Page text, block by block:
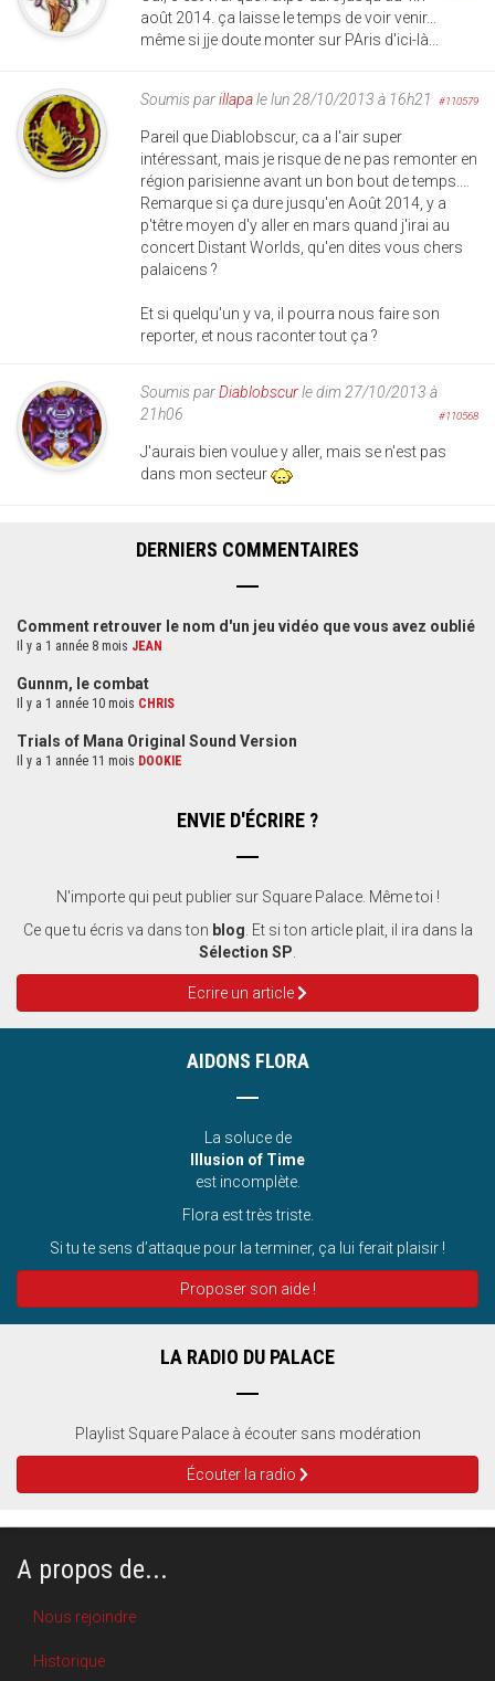
août 2014. ça laisse le temps de voir venir...
même si jje doute monter sur PAris d'ici-là...
Soumis parillapale lun 28/10/2013 à 16h21 #110579
Pareil que Diablobscur, ca a l'air super
intéressant, mais je risque de ne pas remonter en
région parisienne avant un bon bout de temps....
Remarque si ça dure jusqu'en Août 2014, y a
p'têtre moyen d'y aller en mars quand j'irai au
concert Distant Worlds, qu'en dites vous chers
palaicens ?
Et si quelqu'un y va, il pourra nous faire son
reporter, et nous raconter tout ça ?
Soumis parDiablobscurle dim 27/10/2013 à
21h06
#110568
J'aurais bien voulue y aller, mais se n'est pas
dans mon secteur
DERNIERS COMMENTAIRES
Comment retrouver le nom d'un jeu vidéo que vous avez oublié
Il y a 1 année 8 mois JEAN
Gunnm, le combat
Il y a 1 année 10 mois CHRIS
Trials of Mana Original Sound Version
Il y a 1 année 11 mois DOOKIE
ENVIE D'ÉCRIRE ?
N'importe qui peut publier sur Square Palace. Même toi !
Ce que tu écris va dans ton blog. Et si ton article plait, il ira dans la
Sélection SP.
Ecrire un article
AIDONS FLORA
La soluce de
Illusion of Time
est incomplète.
Flora est très triste.
Si tu te sens d’attaque pour la terminer, ça lui ferait plaisir !
Proposer son aide !
LA RADIO DU PALACE
Playlist Square Palace à écouter sans modération
Écouter la radio
A propos de...
Nous rejoindre
Historique